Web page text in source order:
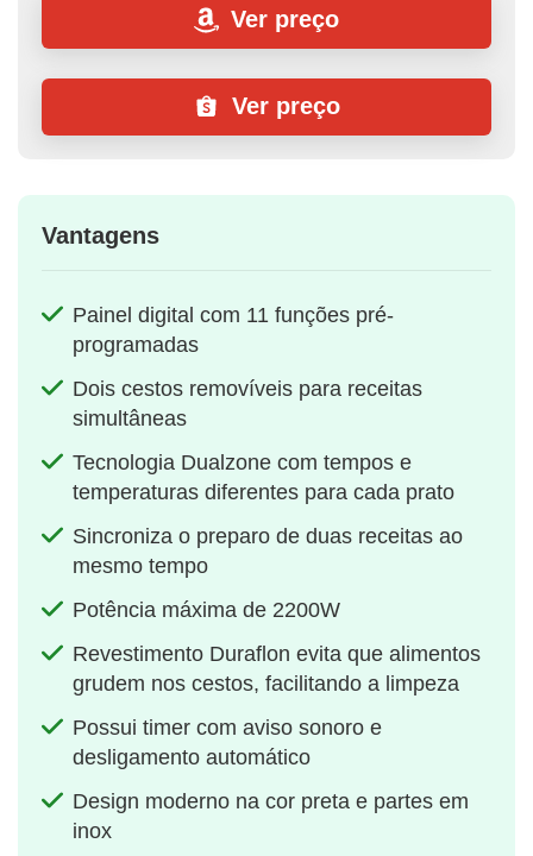
Ver preço
Ver preço
Vantagens
Painel digital com 11 funções pré-
programadas
Dois cestos removíveis para receitas
simultâneas
Tecnologia Dualzone com tempos e
temperaturas diferentes para cada prato
Sincroniza o preparo de duas receitas ao
mesmo tempo
Potência máxima de 2200W
Revestimento Duraflon evita que alimentos
grudem nos cestos, facilitando a limpeza
Possui timer com aviso sonoro e
desligamento automático
Design moderno na cor preta e partes em
inox